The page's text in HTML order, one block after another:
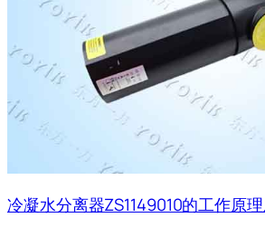
冷凝水分离器ZS1149010的工作原